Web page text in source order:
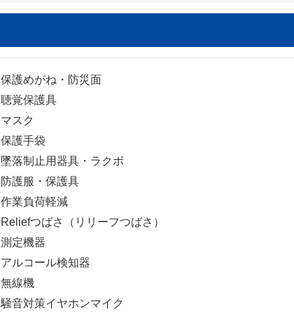
保護めがね・防災面
聴覚保護具
マスク
保護手袋
墜落制止用器具・ラクボ
防護服・保護具
作業負荷軽減
Reliefつばさ（リリーフつばさ）
測定機器
アルコール検知器
無線機
騒音対策イヤホンマイク